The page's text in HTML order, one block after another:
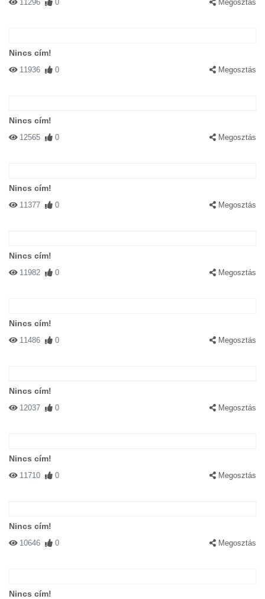
11296 0 Megosztás
Nincs cím!
11936 0 Megosztás
Nincs cím!
12565 0 Megosztás
Nincs cím!
11377 0 Megosztás
Nincs cím!
11982 0 Megosztás
Nincs cím!
11486 0 Megosztás
Nincs cím!
12037 0 Megosztás
Nincs cím!
11710 0 Megosztás
Nincs cím!
10646 0 Megosztás
Nincs cím!